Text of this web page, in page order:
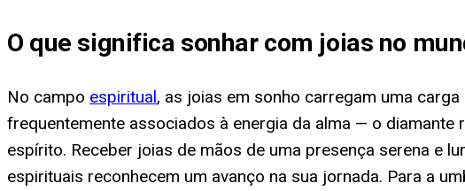
O que significa sonhar com joias no
No campo espiritual, as joias em sonho carregam uma
frequentemente associados à energia da alma — o
espírito. Receber joias de mãos de uma presença serena e
espirituais reconhecem um avanço na sua jornada. Para a